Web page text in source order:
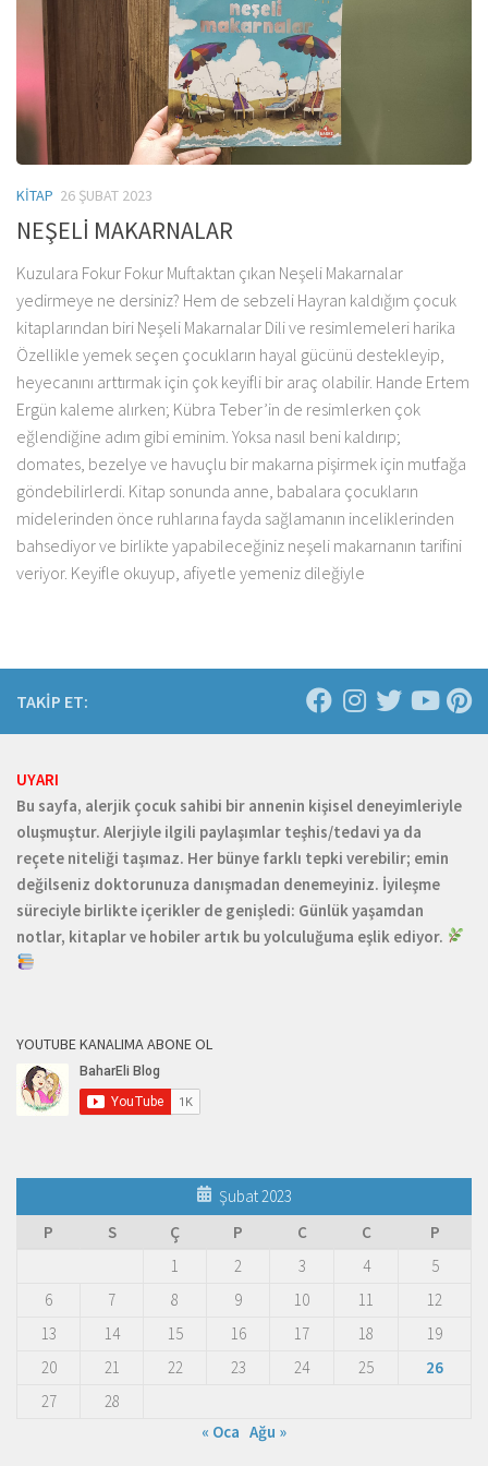
KITAP 26 ŞUBAT 2023
NEŞELİ MAKARNALAR
Kuzulara Fokur Fokur Muftaktan çıkan Neşeli Makarnalar
yedirmeye ne dersiniz? Hem de sebzeli Hayran kaldığım çocuk
kitaplarından biri Neşeli Makarnalar Dili ve resimlemeleri harika
Özellikle yemek seçen çocukların hayal gücünü destekleyip,
heyecanını arttırmak için çok keyifli bir araç olabilir. Hande Ertem
Ergün kaleme alırken; Kübra Teber’in de resimlerken çok
eğlendiğine adım gibi eminim. Yoksa nasıl beni kaldırıp;
domates, bezelye ve havuçlu bir makarna pişirmek için mutfağa
göndebilirlerdi. Kitap sonunda anne, babalara çocukların
midelerinden önce ruhlarına fayda sağlamanın inceliklerinden
bahsediyor ve birlikte yapabileceğiniz neşeli makarnanın tarifini
veriyor. Keyifle okuyup, afiyetle yemeniz dileğiyle
TAKİP ET:
UYARI
Bu sayfa, alerjik çocuk sahibi bir annenin kişisel deneyimleriyle
oluşmuştur. Alerjiyle ilgili paylaşımlar teşhis/tedavi ya da
reçete niteliği taşımaz. Her bünye farklı tepki verebilir; emin
değilseniz doktorunuza danışmadan denemeyiniz. İyileşme
süreciyle birlikte içerikler de genişledi: Günlük yaşamdan
notlar, kitaplar ve hobiler artık bu yolculuğuma eşlik ediyor.
YOUTUBE KANALIMA ABONE OL
Şubat 2023
P
S Ç P C C
P
1
2 3 4
5
6
7 8 9 10 11
12
13
14 15 16 17 18
19
20
21 22 23 24 25
26
27
28
« Oca Ağu »